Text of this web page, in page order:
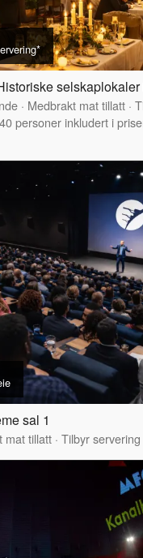
· Medbrakt mat tillatt ·
personer inkludert i
sal 1
mat tillatt · Tilbyr servering